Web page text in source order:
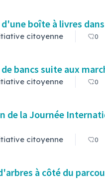
boîte à livres
citoyenne 0
bancs suite aux
citoyenne 0
de la Journée
citoyenne 0
à côté du